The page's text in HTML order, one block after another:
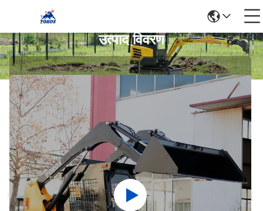
उत्पाद विवरण